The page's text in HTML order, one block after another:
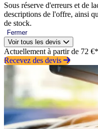
Sous réserve d'erreurs et de
descriptions de l'offre, ainsi
de stock.
Fermer
Voir tous les devis
Actuellement à partir de 72 €*
Recevez des devis